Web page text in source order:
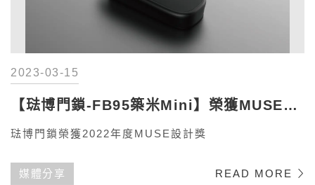
2023-03-15
【琺博門鎖-FB95築米Mini】榮獲MUSE大
獎
琺博門鎖榮獲2022年度MUSE設計獎
媒體分享 READ MORE